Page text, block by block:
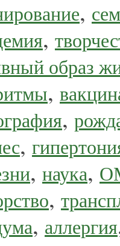
,
,
образ
,
,
,
, наука,
,
, аллергия